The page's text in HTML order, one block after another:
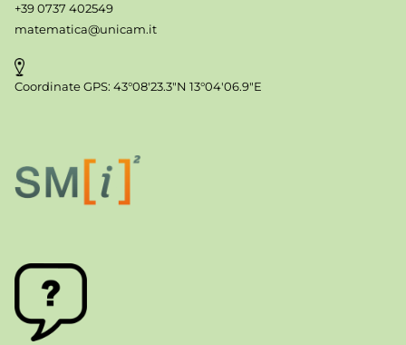
+39 0737 402549
matematica@unicam.it
Coordinate GPS: 43°08'23.3"N 13°04'06.9"E